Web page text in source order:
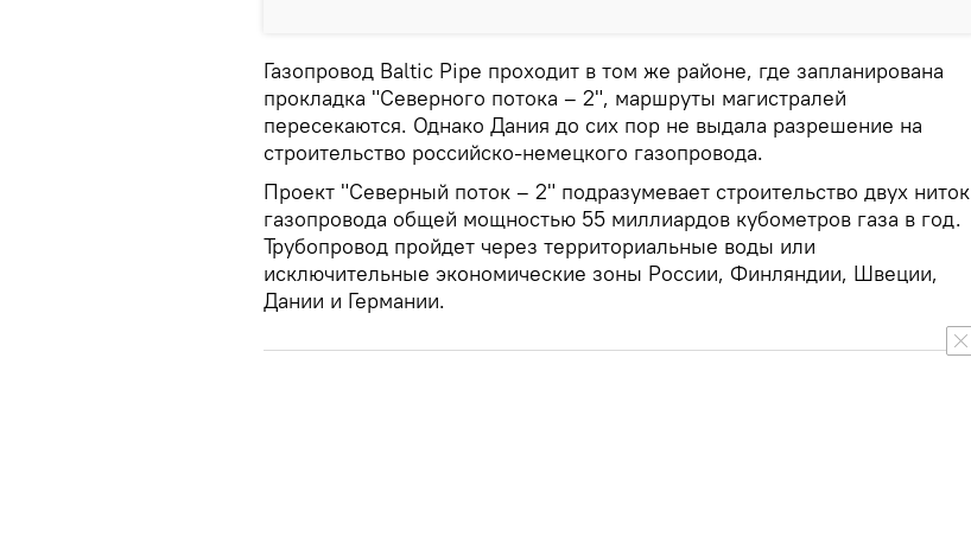
Газопровод Baltic Pipe проходит в том же районе, где запланирована
прокладка "Северного потока – 2", маршруты магистралей
пересекаются. Однако Дания до сих пор не выдала разрешение на
строительство российско-немецкого газопровода.
Проект "Северный поток – 2" подразумевает строительство двух ниток
газопровода общей мощностью 55 миллиардов кубометров газа в год.
Трубопровод пройдет через территориальные воды или
исключительные экономические зоны России, Финляндии, Швеции,
Дании и Германии.